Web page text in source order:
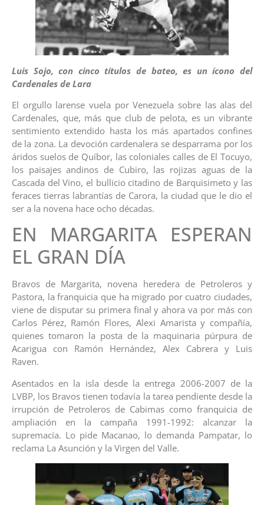
Luis Sojo, con cinco títulos de bateo, es un ícono del
Cardenales de Lara
El orgullo larense vuela por Venezuela sobre las alas del
Cardenales, que, más que club de pelota, es un vibrante
sentimiento extendido hasta los más apartados confines
de la zona. La devoción cardenalera se desparrama por los
áridos suelos de Quíbor, las coloniales calles de El Tocuyo,
los paisajes andinos de Cubiro, las rojizas aguas de la
Cascada del Vino, el bullicio citadino de Barquisimeto y las
feraces tierras labrantías de Carora, la ciudad que le dio el
ser a la novena hace ocho décadas.
EN MARGARITA ESPERAN
EL GRAN DÍA
Bravos de Margarita, novena heredera de Petroleros y
Pastora, la franquicia que ha migrado por cuatro ciudades,
viene de disputar su primera final y ahora va por más con
Carlos Pérez, Ramón Flores, Alexi Amarista y compañía,
quienes tomaron la posta de la maquinaria púrpura de
Acarigua con Ramón Hernández, Alex Cabrera y Luis
Raven.
Asentados en la isla desde la entrega 2006-2007 de la
LVBP, los Bravos tienen todavía la tarea pendiente desde la
irrupción de Petroleros de Cabimas como franquicia de
ampliación en la campaña 1991-1992: alcanzar la
supremacía. Lo pide Macanao, lo demanda Pampatar, lo
reclama La Asunción y la Virgen del Valle.